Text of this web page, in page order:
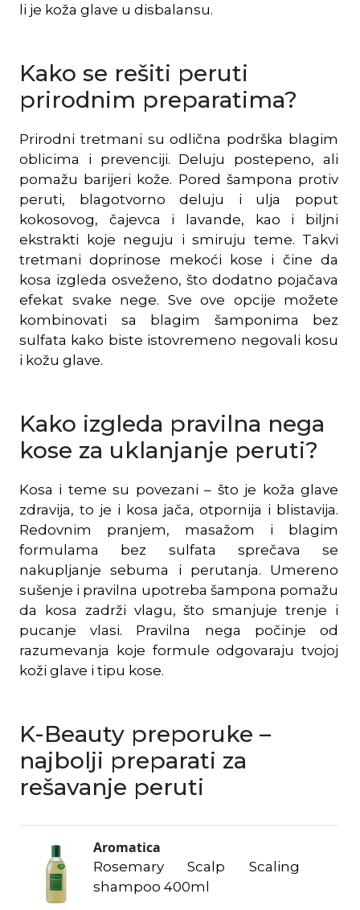
li je koža glave u disbalansu.
Kako se rešiti peruti
prirodnim preparatima?
Prirodni tretmani su odlična podrška blagim
oblicima i prevenciji. Deluju postepeno, ali
pomažu barijeri kože. Pored šampona protiv
peruti, blagotvorno deluju i ulja poput
kokosovog, čajevca i lavande, kao i biljni
ekstrakti koje neguju i smiruju teme. Takvi
tretmani doprinose mekoći kose i čine da
kosa izgleda osveženo, što dodatno pojačava
efekat svake nege. Sve ove opcije možete
kombinovati sa blagim šamponima bez
sulfata kako biste istovremeno negovali kosu
i kožu glave.
Kako izgleda pravilna nega
kose za uklanjanje peruti?
Kosa i teme su povezani – što je koža glave
zdravija, to je i kosa jača, otpornija i blistavija.
Redovnim pranjem, masažom i blagim
formulama bez sulfata sprečava se
nakupljanje sebuma i perutanja. Umereno
sušenje i pravilna upotreba šampona pomažu
da kosa zadrži vlagu, što smanjuje trenje i
pucanje vlasi. Pravilna nega počinje od
razumevanja koje formule odgovaraju tvojoj
koži glave i tipu kose.
K-Beauty preporuke –
najbolji preparati za
rešavanje peruti
Aromatica
Rosemary Scalp Scaling
shampoo 400ml